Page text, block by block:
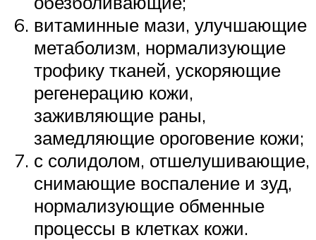
витаминные мази, улучшающие
метаболизм, нормализующие
трофику тканей, ускоряющие
регенерацию кожи,
заживляющие раны,
замедляющие ороговение кожи;
с солидолом, отшелушивающие,
снимающие воспаление и зуд,
нормализующие обменные
процессы в клетках кожи.